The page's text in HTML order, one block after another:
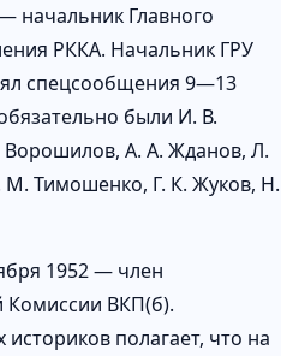
начальник Главного
РККА. Начальник ГРУ
спецсообщения 9—13
были И. В.
А. А. Жданов, Л.
Тимошенко, Г. К. Жуков, Н.
1952 — член
Комиссии ВКП(б).
полагает, что на